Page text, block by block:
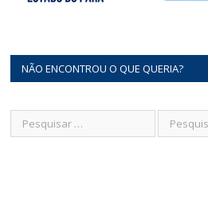
NÃO ENCONTROU O QUE QUERIA?